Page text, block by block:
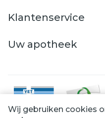
Wij gebruiken cookies
Klantenservice
Uw apotheek